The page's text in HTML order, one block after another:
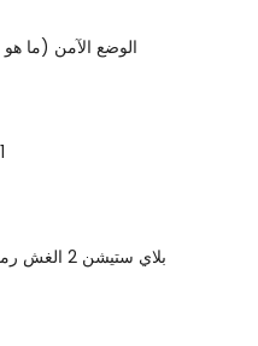
الوضع الآمن (ما
"The Sims 2" بلاي ستيشن 2 الغش رموز